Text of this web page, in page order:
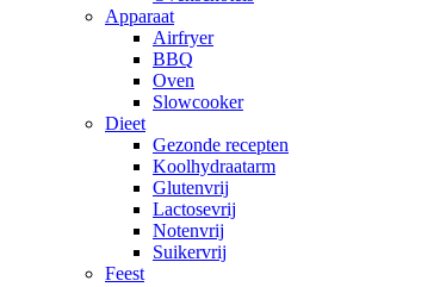
Apparaat
Airfryer
BBQ
Oven
Slowcooker
Dieet
Gezonde recepten
Koolhydraatarm
Glutenvrij
Lactosevrij
Notenvrij
Suikervrij
Feest